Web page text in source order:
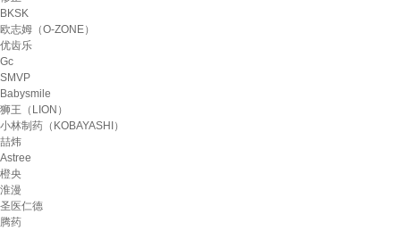
BKSK
欧志姆（O-ZONE）
优齿乐
Gc
SMVP
Babysmile
狮王（LION）
小林制药（KOBAYASHI）
喆炜
Astree
橙央
淮漫
圣医仁德
腾药